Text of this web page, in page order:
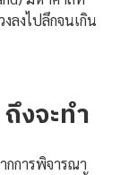
ลงไปลึกจนเกิน
งจะทำ
กการพิจารณา